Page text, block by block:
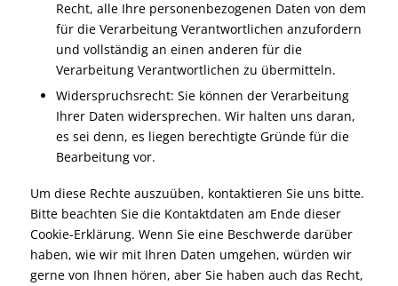
Recht, alle Ihre personenbezogenen Daten von dem
für die Verarbeitung Verantwortlichen anzufordern
und vollständig an einen anderen für die
Verarbeitung Verantwortlichen zu übermitteln.
Widerspruchsrecht: Sie können der Verarbeitung
Ihrer Daten widersprechen. Wir halten uns daran,
es sei denn, es liegen berechtigte Gründe für die
Bearbeitung vor.
Um diese Rechte auszuüben, kontaktieren Sie uns bitte.
Bitte beachten Sie die Kontaktdaten am Ende dieser
Cookie-Erklärung. Wenn Sie eine Beschwerde darüber
haben, wie wir mit Ihren Daten umgehen, würden wir
gerne von Ihnen hören, aber Sie haben auch das Recht,